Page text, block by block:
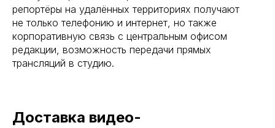
репортёры на удалённых территориях получают
не только телефонию и интернет, но также
корпоративную связь с центральным офисом
редакции, возможность передачи прямых
трансляций в студию.
Доставка видео-